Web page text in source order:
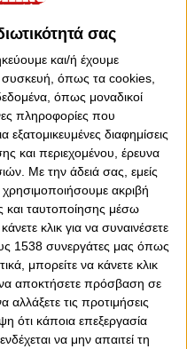
σας
και/ή έχουμε
όπως τα cookies,
όπως μοναδικοί
πληροφορίες που
διαφημίσεις
και περιεχομένου, έρευνα
Με την άδειά σας, εμείς
χρησιμοποιήσουμε ακριβή
και ταυτοποίησης μέσω
κλικ για να συναινέσετε
1538 συνεργάτες μας όπως
μπορείτε να κάνετε κλικ
να αποκτήσετε πρόσβαση σε
αλλάξετε τις προτιμήσεις
ότι κάποια επεξεργασία
να μην απαιτεί τη